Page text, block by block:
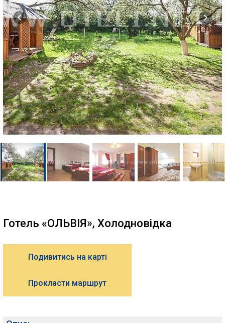
Готель «ОЛЬВІЯ», Холодновідка
Подивитись на карті
Прокласти маршрут